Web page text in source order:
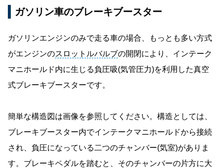
ガソリン車のブレーキブースター
ガソリンエンジンのみで走る車の場合、もっとも多い方式
がエンジンのスロットルバルブの開閉により、インテーク
マニホールド内に生じる負圧吸(気管圧力)を利用した真空
式ブレーキブースターです。
簡単な構造図は画像を参照してください。構造としては、
ブレーキブースター内でインテークマニホールドから接続
され、負圧になっている二つのチャンバー(気室)がありま
す。ブレーキペダルを踏むと、そのチャンバーの片方に大